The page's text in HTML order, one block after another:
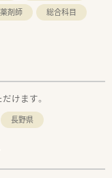
剤師
総合科目
けます。
長野県